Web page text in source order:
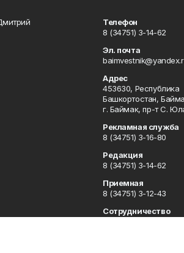
Телефон
8 (34751) 3-14-62
Эл. почта
Адрес
453630, Республика
Башкортостан,
г. Баймак, пр-т С.
Рекламная служба
8 (34751) 3-16-80
Редакция
8 (34751) 3-14-62
Приемная
8 (34751) 3-12-43
Сотрудничество